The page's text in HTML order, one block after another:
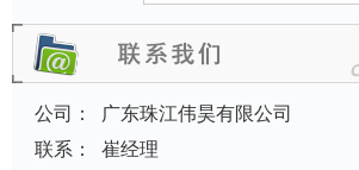
公司：
广东珠江伟昊有限公司
联系：
崔经理